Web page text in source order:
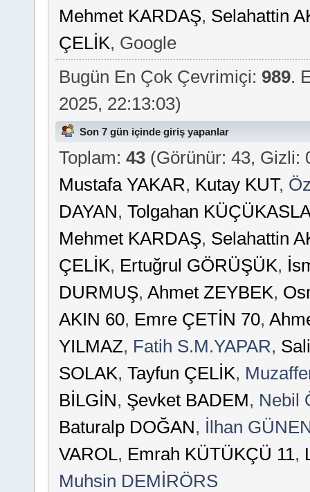
Mehmet KARDAŞ, Selahattin
ÇELİK, Google
Bugün En Çok Çevrimiçi: 989.
2025, 22:13:03)
Son 7 gün içinde giriş yapanlar
Toplam:43 (Görünür: 43, Gizli:
Mustafa YAKAR, Kutay KUT,
DAYAN,Tolgahan
Mehmet KARDAŞ, Selahattin
ÇELİK, Ertuğrul GÖRÜŞÜK,
DURMUŞ,Ahmet ZEYBEK,
AKIN 60, Emre ÇETİN 70,
YILMAZ, Fatih S.M.YAPAR,
SOLAK,Tayfun ÇELİK,
BİLGİN, Şevket BADEM, Nebil
Baturalp DOĞAN, İlhan
VAROL, Emrah KÜTÜKÇÜ 11,
Muhsin DEMİRÖRS